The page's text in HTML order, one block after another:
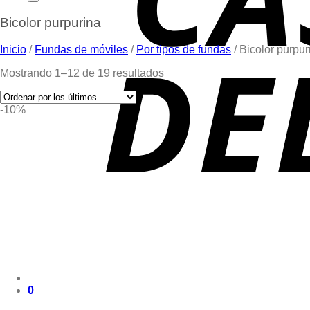
0
Bicolor purpurina
Inicio / Fundas de móviles / Por tipos de fundas /Bicolor
Mostrando 1–12 de 19 resultados
-10%